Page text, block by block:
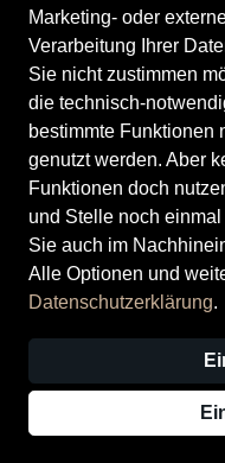
Marketing- oder
Verarbeitung Ihrer
Sie nicht zustimmen
die technisch-
bestimmte Funktionen
genutzt werden. Aber
Funktionen doch
und Stelle noch
Sie auch im
Alle Optionen und
Datenschutzerklärung.
Rieker
schilf/salbei
Preis
59,95 € inkl. MwSt.,
4 Angebote anderer
Größe